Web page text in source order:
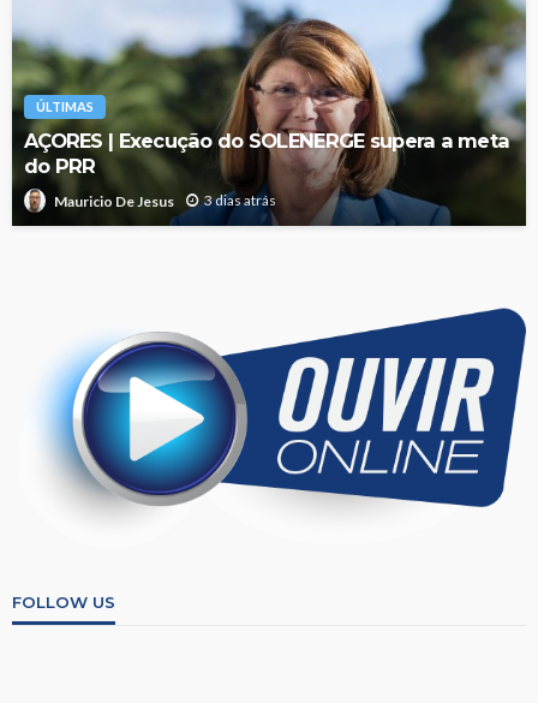
ÚLTIMAS
AÇORES | Execução do SOLENERGE supera a meta
do PRR
Mauricio De Jesus 3 dias atrás
FOLLOW US